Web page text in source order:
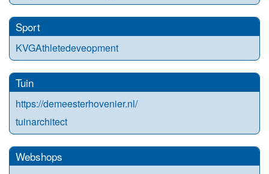
Sport
KVGAthletedeveopment
Tuin
https://demeesterhovenier.nl/
tuinarchitect
Webshops